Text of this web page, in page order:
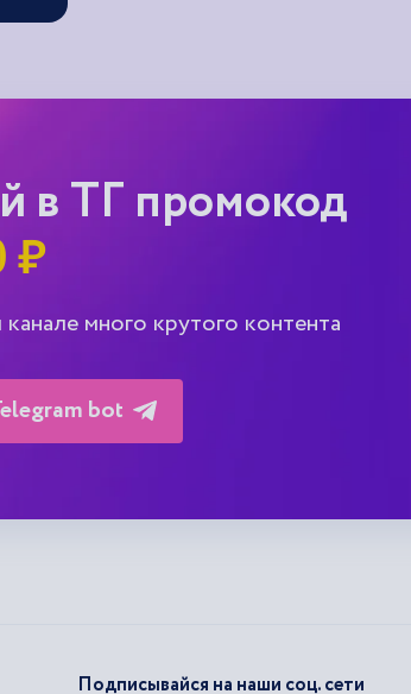
в ТГ промокод
₽
много крутого контента
bot
Подписывайся на наши соц. сети